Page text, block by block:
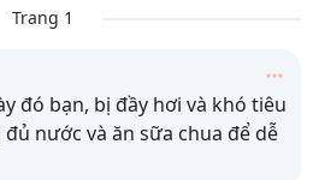
Trang 1
đó bạn, bị đầy hơi và khó tiêu
nước và ăn sữa chua để dễ